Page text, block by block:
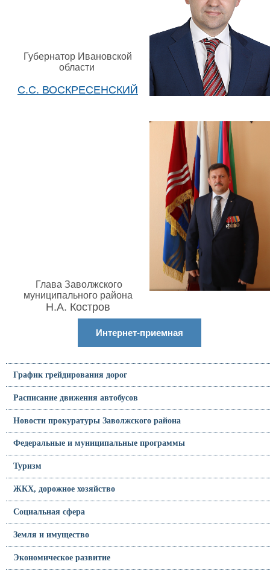
Губернатор Ивановской
области
С.С. ВОСКРЕСЕНСКИЙ
Глава Заволжского
муниципального района
Н.А. Костров
Интернет-приемная
График грейдирования дорог
Расписание движения автобусов
Новости прокуратуры Заволжского района
Федеральные и муниципальные программы
Туризм
ЖКХ, дорожное хозяйство
Социальная сфера
Земля и имущество
Экономическое развитие